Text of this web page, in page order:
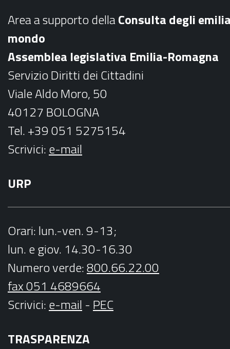
k
a
m
Area a supporto dellaConsulta degli
mondo
Assemblea legislativa Emilia-Romagna
Servizio Diritti dei Cittadini
Viale Aldo Moro, 50
40127 BOLOGNA
Tel. +39 051 5275154
Scrivici:e-mail
URP
Orari: lun.-ven. 9-13;
lun. e giov. 14.30-16.30
Numero verde:800.66.22.00
fax 051 4689664
Scrivici:e-mail - PEC
TRASPARENZA